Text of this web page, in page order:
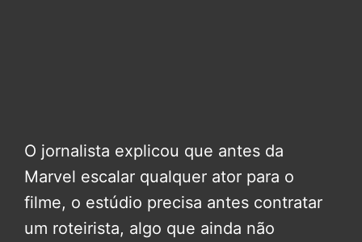
O jornalista explicou que antes da
Marvel escalar qualquer ator para o
filme, o estúdio precisa antes contratar
um roteirista, algo que ainda não